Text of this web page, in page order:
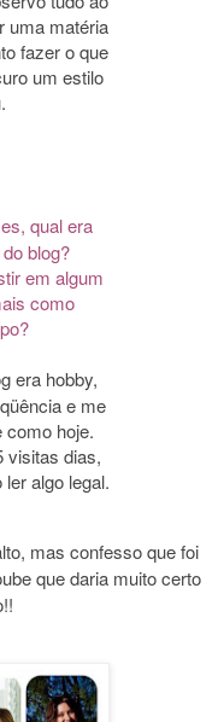
uma matéria
fazer o que
um estilo
qual era
blog?
em algum
como
era hobby,
e me
como hoje.
visitas dias,
algo legal.
mas confesso que foi
que daria muito certo